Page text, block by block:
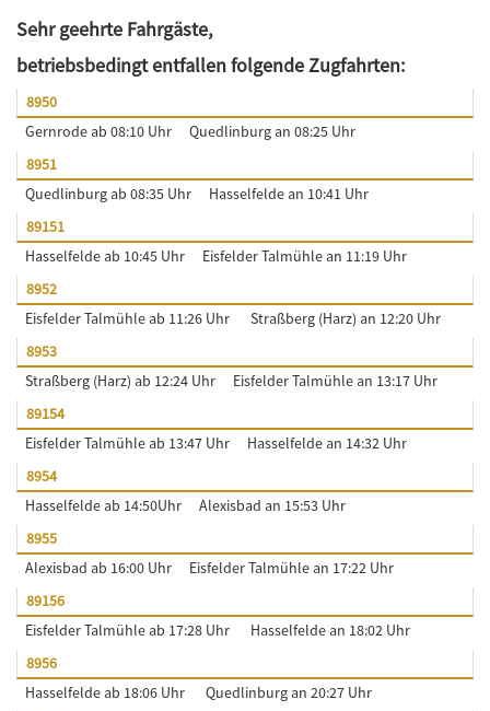
Sehr geehrte Fahrgäste,
betriebsbedingt entfallen folgende Zugfahrten:
8950
Gernrode ab 08:10 Uhr
Quedlinburg an 08:25 Uhr
8951
Quedlinburg ab 08:35 Uhr
Hasselfelde an 10:41 Uhr
89151
Hasselfelde ab 10:45 Uhr
Eisfelder Talmühle an 11:19 Uhr
8952
Eisfelder Talmühle ab 11:26 Uhr
Straßberg (Harz) an 12:20 Uhr
8953
Straßberg (Harz) ab 12:24 Uhr
Eisfelder Talmühle an 13:17 Uhr
89154
Eisfelder Talmühle ab 13:47 Uhr
Hasselfelde an 14:32 Uhr
8954
Hasselfelde ab 14:50Uhr
Alexisbad an 15:53 Uhr
8955
Alexisbad ab 16:00 Uhr
Eisfelder Talmühle an 17:22 Uhr
89156
Eisfelder Talmühle ab 17:28 Uhr
Hasselfelde an 18:02 Uhr
8956
Hasselfelde ab 18:06 Uhr
Quedlinburg an 20:27 Uhr